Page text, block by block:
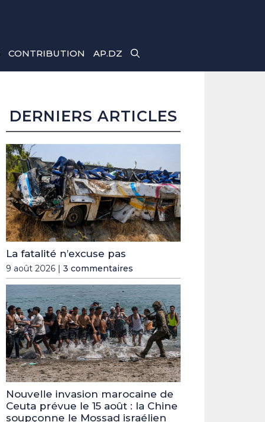
CONTRIBUTION AP.DZ
DERNIERS ARTICLES
La fatalité n’excuse pas
9 août 2026 | 3 commentaires
Nouvelle invasion marocaine de
Ceuta prévue le 15 août : la Chine
soupçonne le Mossad israélien